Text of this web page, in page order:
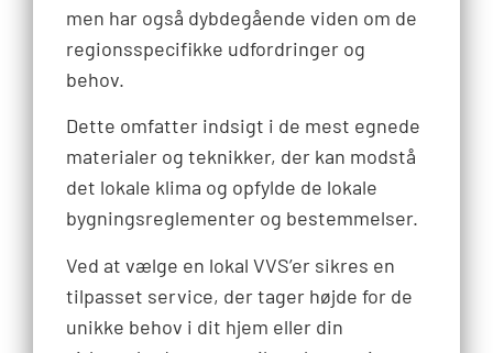
men har også dybdegående viden om de
regionsspecifikke udfordringer og
behov.
Dette omfatter indsigt i de mest egnede
materialer og teknikker, der kan modstå
det lokale klima og opfylde de lokale
bygningsreglementer og bestemmelser.
Ved at vælge en lokal VVS’er sikres en
tilpasset service, der tager højde for de
unikke behov i dit hjem eller din